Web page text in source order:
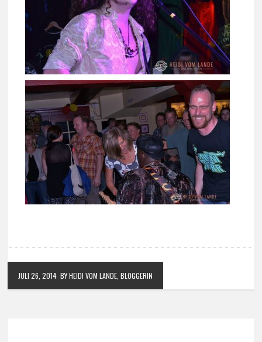
JULI 26, 2014 BY HEIDI VOM LANDE, BLOGGERIN